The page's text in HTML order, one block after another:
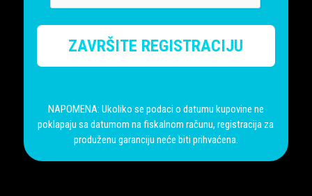
ZAVRŠITE REGISTRACIJU
NAPOMENA: Ukoliko se podaci o datumu kupovine ne
poklapaju sa datumom na fiskalnom računu, registracija za
produženu garanciju neće biti prihvaćena.